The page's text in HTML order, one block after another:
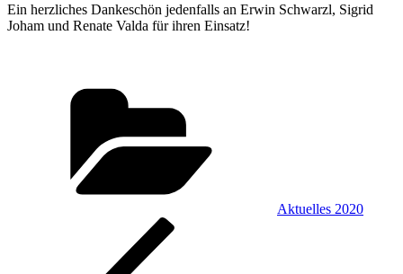
Ein herzliches Dankeschön jedenfalls an Erwin Schwarzl, Sigrid
Joham und Renate Valda für ihren Einsatz!
Aktuelles 2020
Beitragsnavigation